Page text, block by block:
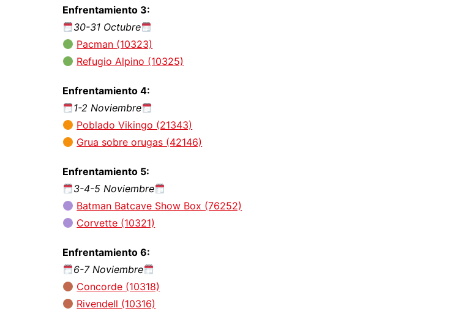
Enfrentamiento 3:
30-31 Octubre
Pacman (10323)
Refugio Alpino (10325)
Enfrentamiento 4:
1-2 Noviembre
Poblado Vikingo (21343)
Grua sobre orugas (42146)
Enfrentamiento 5:
3-4-5 Noviembre
Batman Batcave Show Box (76252)
Corvette (10321)
Enfrentamiento 6:
6-7 Noviembre
Concorde (10318)
Rivendell (10316)